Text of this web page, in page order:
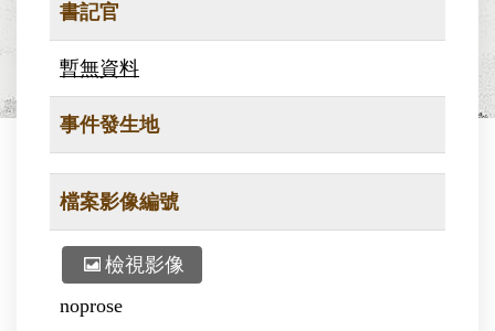
書記官
暫無資料
事件發生地
檔案影像編號
檢視影像
noprose